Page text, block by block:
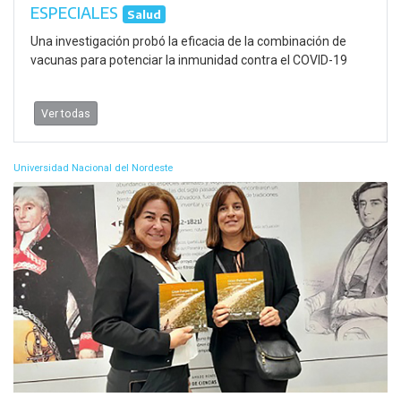
ESPECIALES Salud
Una investigación probó la eficacia de la combinación de
vacunas para potenciar la inmunidad contra el COVID-19
Ver todas
Universidad Nacional del Nordeste